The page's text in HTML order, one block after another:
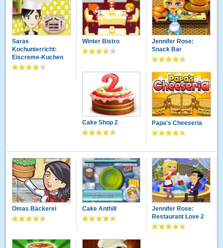
Saras
Kochunterricht:
Eiscreme-Kuchen
Winter Bistro
Jennifer Rose:
Snack Bar
Cake Shop 2 Papa's Cheeseria
Omas Bäckerei Cake Anthill
Jennifer Rose:
Restaurant Love 2